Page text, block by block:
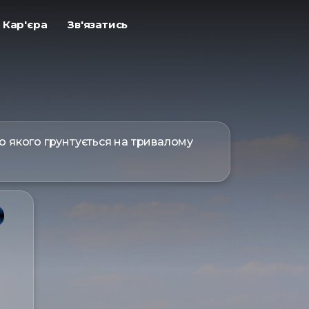
ㅤКар'єра ㅤЗв'язатись
якого грунтується на тривалому